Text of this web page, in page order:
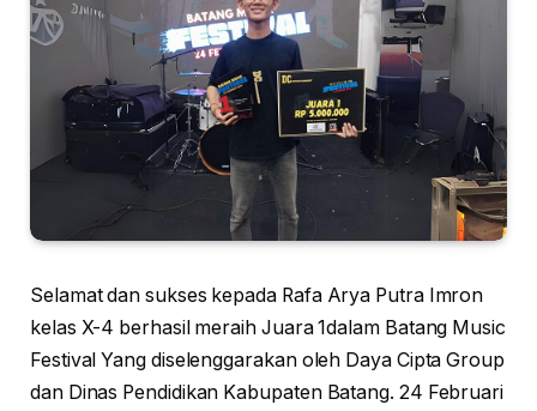
Selamat dan sukses kepada Rafa Arya Putra Imron
kelas X-4 berhasil meraih Juara 1dalam Batang Music
Festival Yang diselenggarakan oleh Daya Cipta Group
dan Dinas Pendidikan Kabupaten Batang. 24 Februari